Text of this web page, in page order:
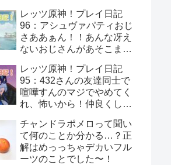
レッツ原神！プレイ日記
96：アシュヴァパティおじ
さああぁん！！あんな冴え
ないおじさんがあそこまで
な…！
レッツ原神！プレイ日記
95：432さんの友達同士で
喧嘩すんのマジでやめてく
れ、怖いから！仲良くして
チャンドラポメロって聞い
て何のことか分かる…？正
解はめっっちゃデカいフル
ーツのことでした〜！